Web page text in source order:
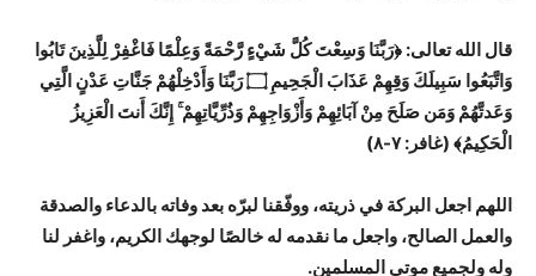
قال الله تعالى: ﴿رَبَّنَا وَسِعْتَ كُلَّ شَيْءٍ رَّحْمَةً وَعِلْمًا فَاغْفِرْ لِلَّذِينَ تَابُوا
وَاتَّبَعُوا سَبِيلَكَ وَقِهِمْ عَذَابَ الْجَحِيمِ ۝ رَبَّنَا وَأَدْخِلْهُمْ جَنَّاتِ عَدْنٍ الَّتِي
وَعَدتَّهُمْ وَمَن صَلَحَ مِنْ آبَائِهِمْ وَأَزْوَاجِهِمْ وَذُرِّيَّاتِهِمْ ۚ إِنَّكَ أَنتَ الْعَزِيزُ
الْحَكِيمُ﴾ (غافر: ٧-٨)
اللهم اجعل البركة في ذريته، ووفّقنا لبرّه بعد وفاته بالدعاء والصدقة
والعمل الصالح، واجعل ما نقدمه له خالصًا لوجهك الكريم، واغفر لنا
وله ولجميع موتى المسلمين.